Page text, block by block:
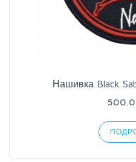
Нашивка Black